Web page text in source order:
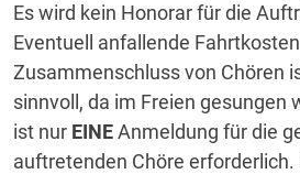
Es wird kein Honorar für die
Eventuell anfallende
Zusammenschluss von Chören
sinnvoll, da im Freien gesungen
ist nur EINEAnmeldung für die
auftretenden Chöre erforderlich.